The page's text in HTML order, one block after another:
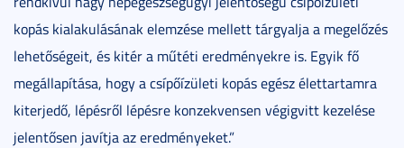
kopás kialakulásának elemzése mellett tárgyalja a megelőzés
lehetőségeit, és kitér a műtéti eredményekre is. Egyik fő
megállapítása, hogy a csípőízületi kopás egész élettartamra
kiterjedő, lépésről lépésre konzekvensen végigvitt kezelése
jelentősen javítja az eredményeket.”